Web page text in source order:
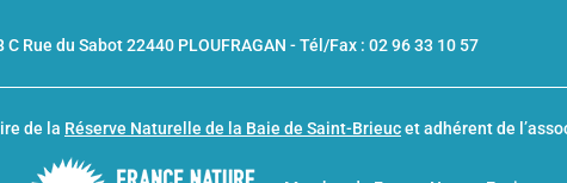
C Rue du Sabot 22440 PLOUFRAGAN -Tél/Fax : 02 96 33 10 57
de la Réserve Naturelle de la Baie de Saint-Brieucet adhérent de